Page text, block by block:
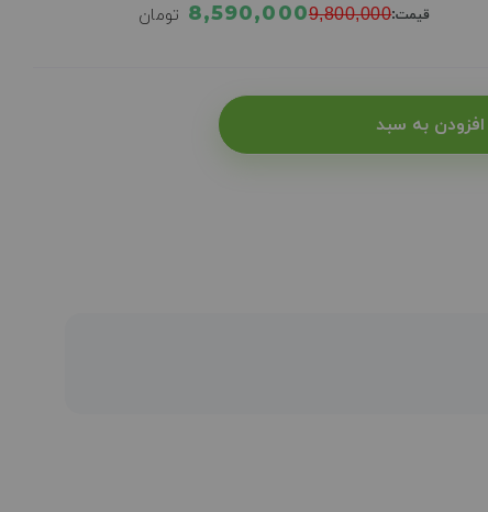
قیمت:9,800,000
8,590,000 تومان
افزودن به سبد